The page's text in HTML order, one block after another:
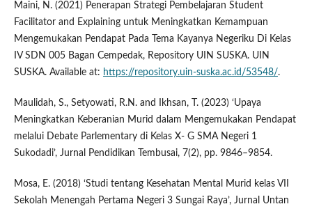
Maini, N. (2021) Penerapan Strategi Pembelajaran Student
Facilitator and Explaining untuk Meningkatkan Kemampuan
Mengemukakan Pendapat Pada Tema Kayanya Negeriku Di Kelas
IV SDN 005 Bagan Cempedak, Repository UIN SUSKA. UIN
SUSKA. Available at: https://repository.uin-suska.ac.id/53548/.
Maulidah, S., Setyowati, R.N. and Ikhsan, T. (2023) ‘Upaya
Meningkatkan Keberanian Murid dalam Mengemukakan Pendapat
melalui Debate Parlementary di Kelas X- G SMA Negeri 1
Sukodadi’, Jurnal Pendidikan Tembusai, 7(2), pp. 9846–9854.
Mosa, E. (2018) ‘Studi tentang Kesehatan Mental Murid kelas VII
Sekolah Menengah Pertama Negeri 3 Sungai Raya’, Jurnal Untan